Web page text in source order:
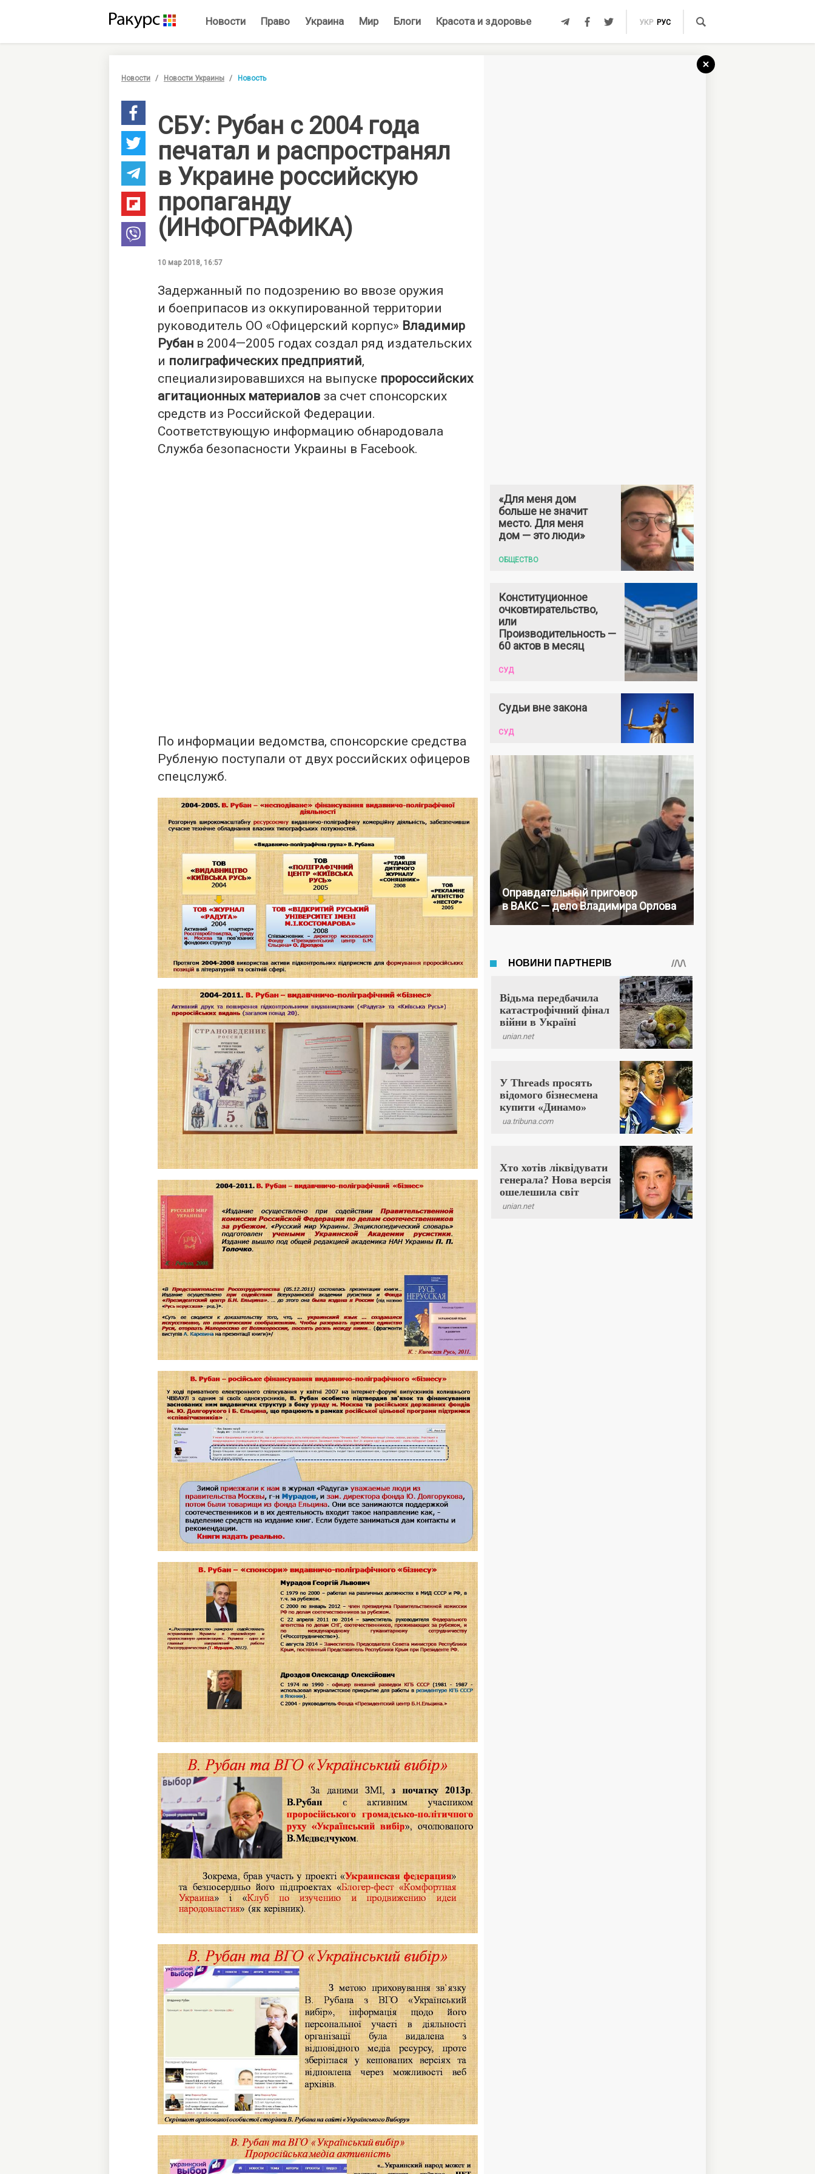
Новости Право Украина Мир Блоги Красота и здоровье УКР РУС
Новости Новости Украины Новость
СБУ: Рубан с 2004 года
печатал и распространял
в Украине российскую
пропаганду
(ИНФОГРАФИКА)
10 мар 2018, 16:57
Задержанный по подозрению во ввозе оружия
и боеприпасов из оккупированной территории
руководитель ОО «Офицерский корпус» Владимир
Рубан в 2004—2005 годах создал ряд издательских
и полиграфических предприятий,
специализировавшихся на выпуске пророссийских
агитационных материалов за счет спонсорских
средств из Российской Федерации.
Соответствующую информацию обнародовала
Служба безопасности Украины в Facebook.
По информации ведомства, спонсорские средства
Рубленую поступали от двух российских офицеров
спецслужб.
«Для меня дом
больше не значит
место. Для меня
дом — это люди»
ОБЩЕСТВО
Конституционное
очковтирательство,
или
Производительность —
60 актов в месяц
СУД
Судьи вне закона
СУД
Оправдательный приговор
в ВАКС — дело Владимира Орлова